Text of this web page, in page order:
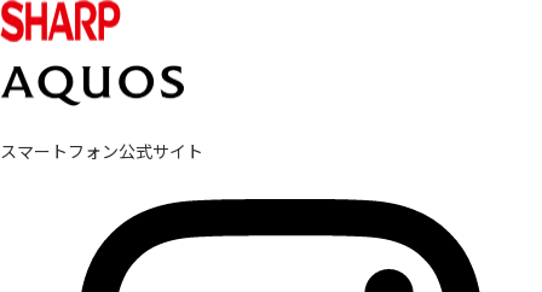
スマートフォン公式サイト